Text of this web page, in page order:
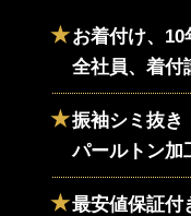
お着付け、10
全社員、着付
振袖シミ抜き
パールトン加
最安値保証付